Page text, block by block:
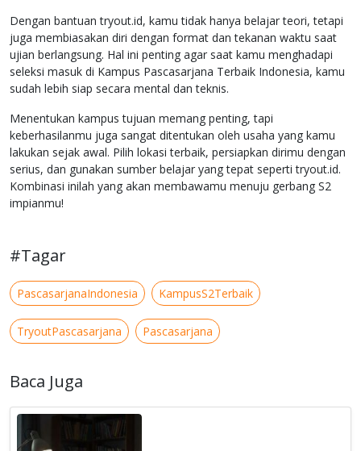
Dengan bantuan tryout.id, kamu tidak hanya belajar teori, tetapi
juga membiasakan diri dengan format dan tekanan waktu saat
ujian berlangsung. Hal ini penting agar saat kamu menghadapi
seleksi masuk di Kampus Pascasarjana Terbaik Indonesia, kamu
sudah lebih siap secara mental dan teknis.
Menentukan kampus tujuan memang penting, tapi
keberhasilanmu juga sangat ditentukan oleh usaha yang kamu
lakukan sejak awal. Pilih lokasi terbaik, persiapkan dirimu dengan
serius, dan gunakan sumber belajar yang tepat seperti tryout.id.
Kombinasi inilah yang akan membawamu menuju gerbang S2
impianmu!
#Tagar
PascasarjanaIndonesia KampusS2Terbaik
TryoutPascasarjana Pascasarjana
Baca Juga